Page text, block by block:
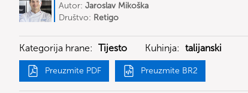
Autor: Jaroslav Mikoška
Društvo: Retigo
Kategorija hrane: Tijesto Kuhinja: talijanski
Preuzmite PDF Preuzmite BR2